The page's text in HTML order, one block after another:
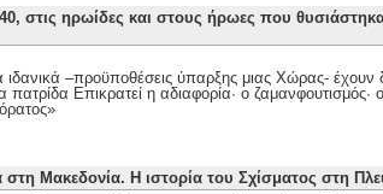
στις ηρωίδες και στους ήρωες που
ιδανικά –προϋποθέσεις ύπαρξης μιας Χώρας- έχουν
πατρίδα Επικρατεί η αδιαφορία· ο
στη Μακεδονία. Η ιστορία του Σχίσματος στη